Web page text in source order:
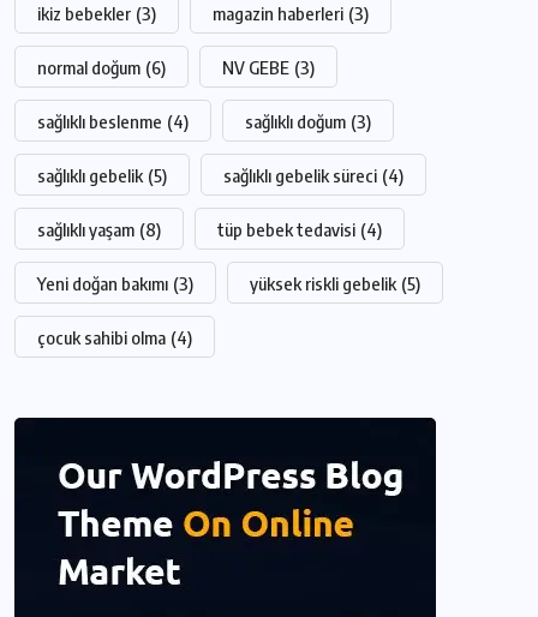
ikiz bebekler (3) magazin haberleri (3)
normal doğum (6) NV GEBE (3)
sağlıklı beslenme (4) sağlıklı doğum (3)
sağlıklı gebelik (5) sağlıklı gebelik süreci (4)
sağlıklı yaşam (8) tüp bebek tedavisi (4)
Yeni doğan bakımı (3) yüksek riskli gebelik (5)
çocuk sahibi olma (4)